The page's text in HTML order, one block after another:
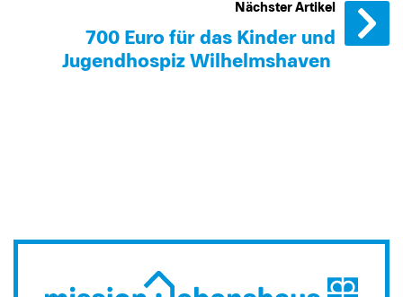
Nächster Artikel
700 Euro für das Kinder und
Jugendhospiz Wilhelmshaven